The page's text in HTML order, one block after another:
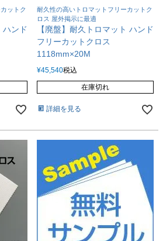
ットク
ハンド
耐久性の高いトロマットフリーカットク
ロス 屋外掲示に最適
【廃盤】耐久トロマット ハンド
フリーカットクロス
1118mm×20M
¥45,540税込
在庫切れ
詳細を見る